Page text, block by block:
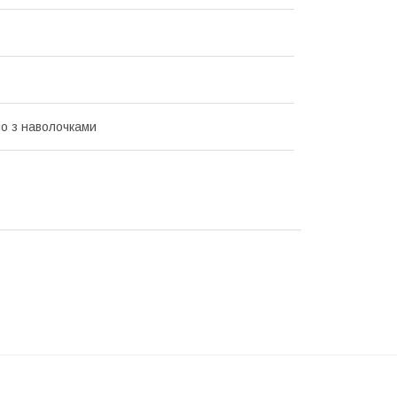
з наволочками